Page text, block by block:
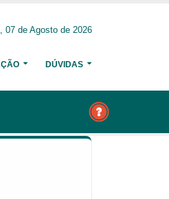
07 de Agosto de 2026
DÚVIDAS